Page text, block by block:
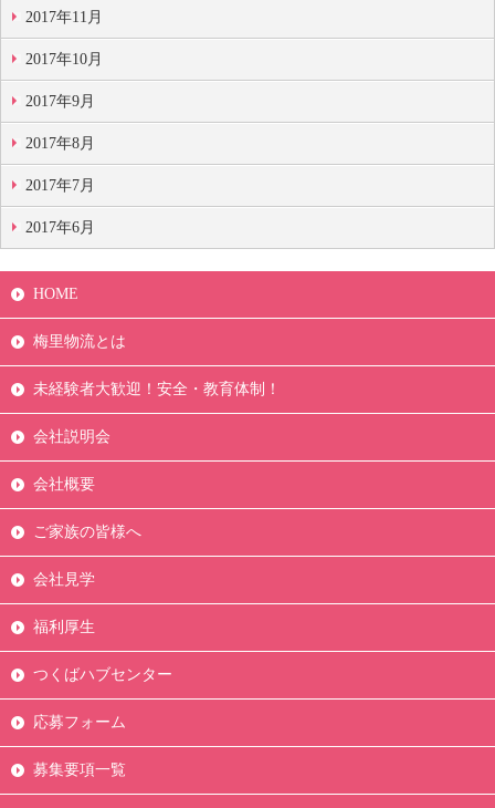
2017年11月
2017年10月
2017年9月
2017年8月
2017年7月
2017年6月
HOME
梅里物流とは
未経験者大歓迎！安全・教育体制！
会社説明会
会社概要
ご家族の皆様へ
会社見学
福利厚生
つくばハブセンター
応募フォーム
募集要項一覧